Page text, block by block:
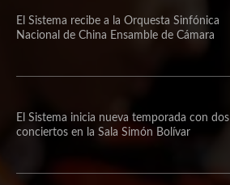
El Sistema recibe a la Orquesta Sinfónica
Nacional de China Ensamble de Cámara
El Sistema inicia nueva temporada con dos
conciertos en la Sala Simón Bolívar